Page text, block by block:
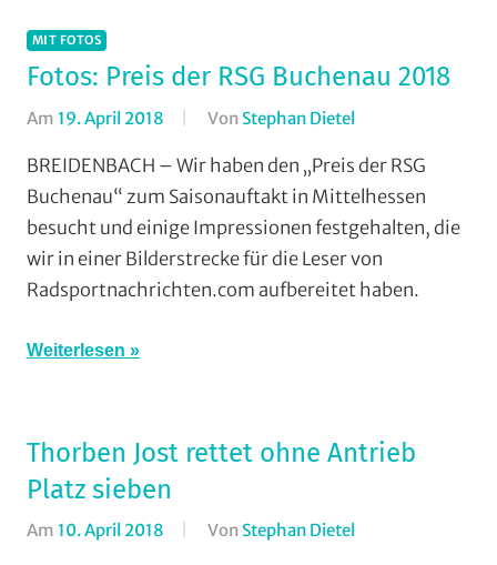
MIT FOTOS
Fotos: Preis der RSG Buchenau 2018
Am 19. April 2018 Von Stephan Dietel
Fotos ,
Multimedia
RSC
Grünberg
RSG
Rundstrecke
BREIDENBACH – Wir haben den „Preis der RSG
Buchenau“ zum Saisonauftakt in Mittelhessen
besucht und einige Impressionen festgehalten, die
wir in einer Bilderstrecke für die Leser von
Radsportnachrichten.com aufbereitet haben.
Weiterlesen
Thorben Jost rettet ohne Antrieb
Platz sieben
Am 10. April 2018 Von Stephan Dietel